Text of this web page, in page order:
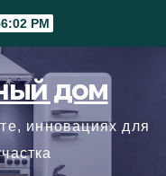
PM
дом
инновациях для